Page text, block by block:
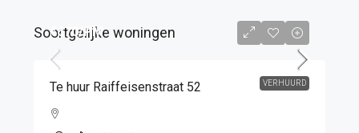
Soortgelijke woningen
VERHUURD
€670/PM
Te huur Raiffeisenstraat 52